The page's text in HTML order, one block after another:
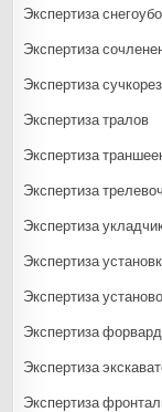
Экспертиза
Экспертиза
Экспертиза
Экспертиза тралов
Экспертиза
Экспертиза
Экспертиза
Экспертиза
Экспертиза
Экспертиза
Экспертиза
Экспертиза